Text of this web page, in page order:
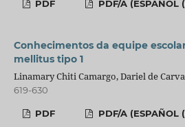
PDF PDF/A (ESPAÑOL
Conhecimentos da equipe
mellitus tipo 1
Linamary Chiti Camargo, Dariel de
619-630
PDF PDF/A (ESPAÑOL